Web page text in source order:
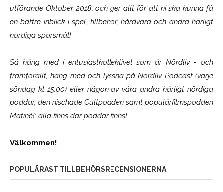
utförande Oktober 2018, och ger allt för att ni ska kunna få
en bättre inblick i spel, tillbehör, hårdvara och andra härligt
nördiga spörsmål!
Så häng med i entusiastkollektivet som ärNördliv- och
framförallt, häng med och lyssna på Nördliv Podcast (varje
söndag kl 15.00) eller någon av våra andra härligt nördiga
poddar, den nischade Cultpodden samt populärfilmspodden
Matiné!; alla finns där poddar finns!
Välkommen!
POPULÄRAST TILLBEHÖRSRECENSIONERNA